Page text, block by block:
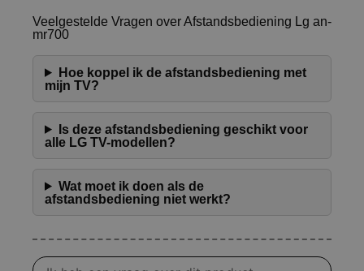
Veelgestelde Vragen over Afstandsbediening Lg an-
mr700
Hoe koppel ik de afstandsbediening met
mijn TV?
Is deze afstandsbediening geschikt voor
alle LG TV-modellen?
Wat moet ik doen als de
afstandsbediening niet werkt?
Vraag